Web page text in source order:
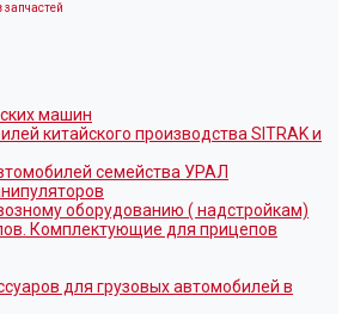
машин
китайского производства SITRAK и
семейства УРАЛ
оборудованию ( надстройкам)
Комплектующие для прицепов
для грузовых автомобилей в